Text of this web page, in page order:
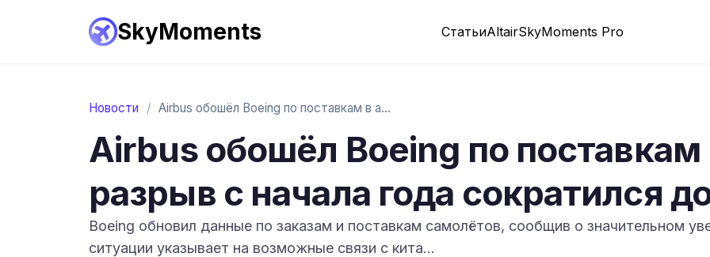
SkyMoments СтатьиAltairSkyMoments Pro
Новости / Airbus обошёл Boeing по поставкам в апре...
Airbus обошёл Boeing по
разрыв с начала года сократился
Boeing обновил данные по заказам и поставкам самолётов, сообщив о значительном
ситуации указывает на возможные связи с кита…